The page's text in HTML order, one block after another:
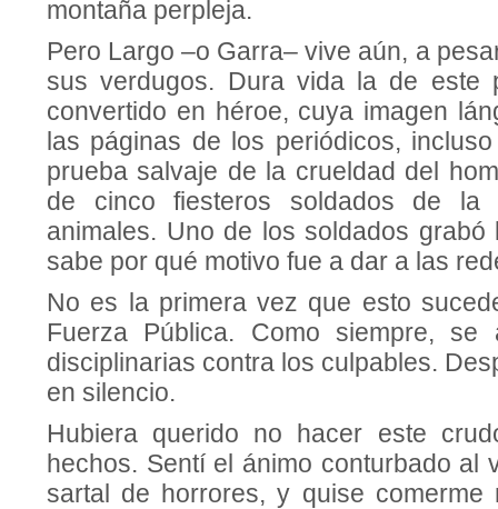
montaña perpleja.
Pero Largo –o Garra– vive aún, a
sus verdugos. Dura vida la de este
convertido en héroe, cuya imagen
las páginas de los periódicos,
prueba salvaje de la crueldad del
de cinco fiesteros soldados de la
animales. Uno de los soldados
sabe por qué motivo fue a dar a las
No es la primera vez que esto
Fuerza Pública. Como siempre, se
disciplinarias contra los culpables.
en silencio.
Hubiera querido no hacer este
hechos. Sentí el ánimo conturbado al
sartal de horrores, y quise comerme